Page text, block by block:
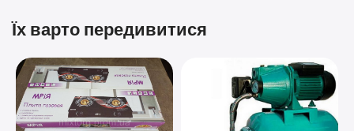
Їх варто передивитися